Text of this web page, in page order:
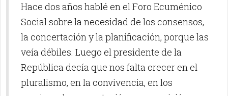
Hace dos años hablé en el Foro Ecuménico
Social sobre la necesidad de los consensos,
la concertación y la planificación, porque las
veía débiles. Luego el presidente de la
República decía que nos falta crecer en el
pluralismo, en la convivencia, en los